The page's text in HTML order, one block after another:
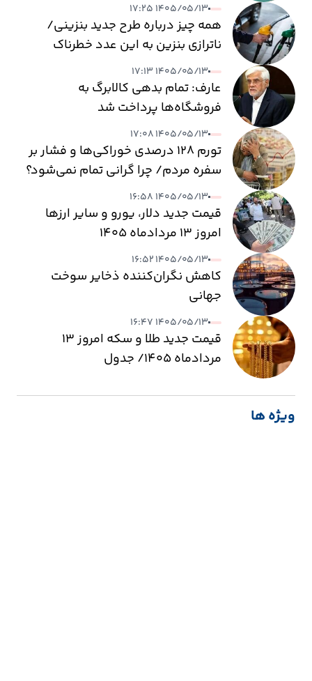
۱۴۰۵/۰۵/۱۳ ۱۷:۲۵
همه چیز درباره طرح جدید بنزینی/
ناترازی بنزین به این عدد خطرناک
می‌رسد
۱۴۰۵/۰۵/۱۳ ۱۷:۱۳
عارف: تمام بدهی کالابرگ به
فروشگاه‌ها پرداخت شد
۱۴۰۵/۰۵/۱۳ ۱۷:۰۸
تورم ۱۲۸ درصدی خوراکی‌ها و فشار بر
سفره مردم/ چرا گرانی تمام نمی‌شود؟
۱۴۰۵/۰۵/۱۳ ۱۶:۵۸
قیمت جدید دلار، یورو و سایر ارزها
امروز ۱۳ مردادماه ۱۴۰۵
۱۴۰۵/۰۵/۱۳ ۱۶:۵۲
کاهش نگران‌کننده ذخایر سوخت
جهانی
۱۴۰۵/۰۵/۱۳ ۱۶:۴۷
قیمت جدید طلا و سکه امروز ۱۳
مردادماه ۱۴۰۵/ جدول
ویژه ها